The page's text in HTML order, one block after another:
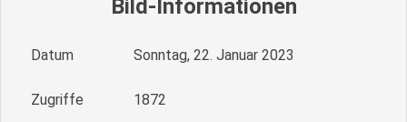
Bild-Informationen
Datum Sonntag, 22. Januar 2023
Zugriffe 1872